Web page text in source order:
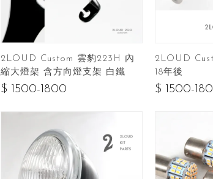
2LOUD Custom 雲豹223H 內
縮大燈架 含方向燈支架 白鐵
$ 1500-1800
2LOUD
18年後
$ 1500-